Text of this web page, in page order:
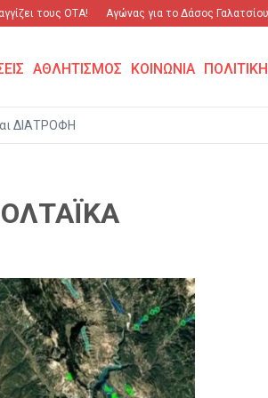
τους ΟΤΑ! Αγώνας για το Δάσος Γαλατσίου!
ΑΘΛΗΤΙΣΜΟΣ ΚΟΙΝΩΝΙΑ ΠΟΛΙΤΙΚΗ
ΔΙΑΤΡΟΦΗ